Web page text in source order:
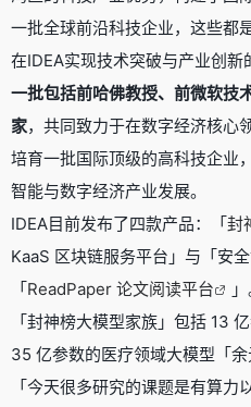
一批全球前沿科技企业，这些都
在IDEA实现技术突破与产业创新
一批包括前哈佛教授、前微软技
家，共同致力于在数字经济核心
培育一批国际顶级的高科技企业
智能与数字经济产业发展。
IDEA目前发布了四款产品：「封
KaaS 区块链服务平台」与「安
「ReadPaper 论文阅读平台
」
「封神榜大模型家族」包括 13
35 亿参数的医疗领域大模型「
「今天很多研究的课题是有算